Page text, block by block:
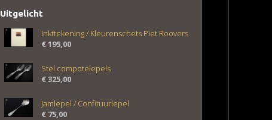
Uitgelicht
Inkttekening / Kleurenschets Piet Roovers
€195,00
Stel compotelepels
€325,00
Jamlepel / Confituurlepel
€ 75,00